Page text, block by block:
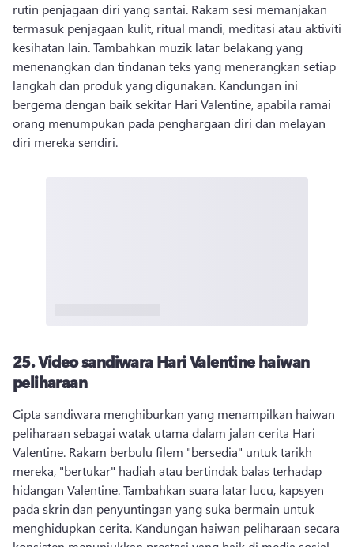
rutin penjagaan diri yang santai. Rakam sesi memanjakan
termasuk penjagaan kulit, ritual mandi, meditasi atau aktiviti
kesihatan lain. Tambahkan muzik latar belakang yang
menenangkan dan tindanan teks yang menerangkan setiap
langkah dan produk yang digunakan. Kandungan ini
bergema dengan baik sekitar Hari Valentine, apabila ramai
orang menumpukan pada penghargaan diri dan melayan
diri mereka sendiri.
25.Video sandiwara Hari Valentine haiwan
peliharaan
Cipta sandiwara menghiburkan yang menampilkan haiwan
peliharaan sebagai watak utama dalam jalan cerita Hari
Valentine. Rakam berbulu filem "bersedia" untuk tarikh
mereka, "bertukar" hadiah atau bertindak balas terhadap
hidangan Valentine. Tambahkan suara latar lucu, kapsyen
pada skrin dan penyuntingan yang suka bermain untuk
menghidupkan cerita. Kandungan haiwan peliharaan secara